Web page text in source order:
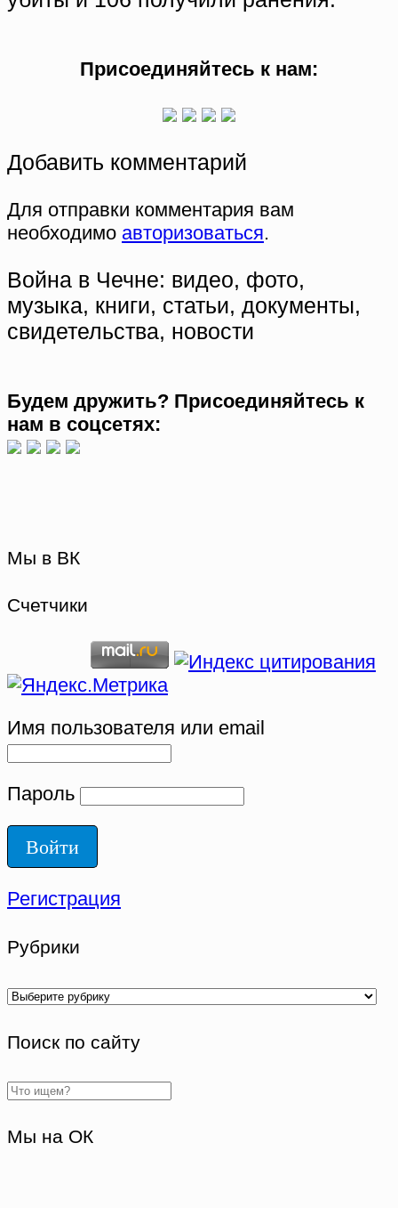
Присоединяйтесь к нам:
Добавить комментарий
Для отправки комментария вам
необходимо авторизоваться.
Война в Чечне: видео, фото,
музыка, книги, статьи, документы,
свидетельства, новости
Будем дружить? Присоединяйтесь к
нам в соцсетях:
Мы в ВК
Счетчики
Имя пользователя или email
Пароль
Регистрация
Рубрики
Рубрики
Поиск по сайту
Мы на ОК